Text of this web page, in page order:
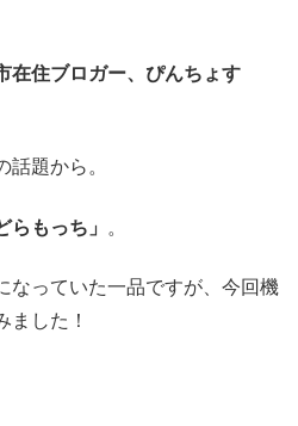
在住ブロガー、ぴんちょす
題から。
らもっち」 。
なっていた一品ですが、今回機
ました！